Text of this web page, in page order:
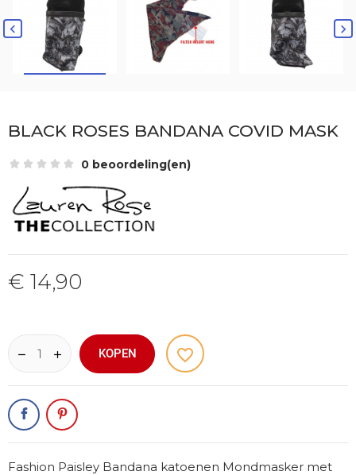
 
BLACK ROSES BANDANA COVID MASK
0 beoordeling(en)
€ 14,90
KOPEN favorite_border
Fashion Paisley Bandana katoenen Mondmasker met